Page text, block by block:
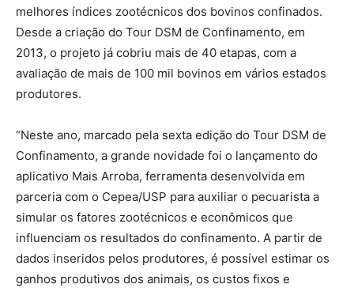
melhores índices zootécnicos dos bovinos confinados.
Desde a criação do Tour DSM de Confinamento, em
2013, o projeto já cobriu mais de 40 etapas, com a
avaliação de mais de 100 mil bovinos em vários estados
produtores.
“Neste ano, marcado pela sexta edição do Tour DSM de
Confinamento, a grande novidade foi o lançamento do
aplicativo Mais Arroba, ferramenta desenvolvida em
parceria com o Cepea/USP para auxiliar o pecuarista a
simular os fatores zootécnicos e econômicos que
influenciam os resultados do confinamento. A partir de
dados inseridos pelos produtores, é possível estimar os
ganhos produtivos dos animais, os custos fixos e